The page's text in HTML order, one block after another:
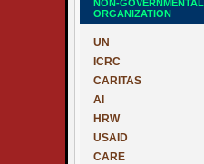
NON-GOVERNMENTAL
ORGANIZATION
UN
ICRC
CARITAS
AI
HRW
USAID
CARE